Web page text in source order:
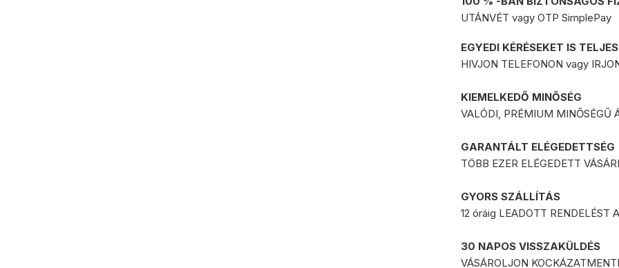
* A GLS futárszolgálat:
a délelőtt 12 óráig leadott
a 12 óra után leadott
Azonnali bankkártyás
Utánvét díja:plusz450 Ft
UTÁNVÉT vagy OTP SimplePay
EGYEDI KÉRÉSEKET IS
HIVJON TELEFONON vagy
KIEMELKEDŐ MINŐSÉG
VALÓDI, PRÉMIUM MINŐSÉGŰ
GARANTÁLT ELÉGEDETTSÉG
TÖBB EZER ELÉGEDETT
GYORS SZÁLLÍTÁS
12 óráig LEADOTT RENDELÉST A
30 NAPOS VISSZAKÜLDÉS
VÁSÁROLJON